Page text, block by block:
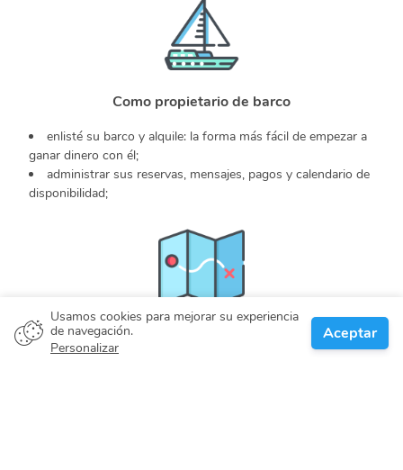
Usamos cookies para mejorar su experiencia
de navegación.
Personalizar
Aceptar
Como propietario de barco
enlisté su barco y alquile: la forma más fácil de empezar a
ganar dinero con él;
administrar sus reservas, mensajes, pagos y calendario de
disponibilidad;